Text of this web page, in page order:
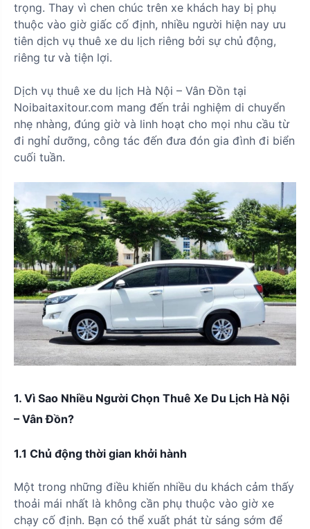
trọng. Thay vì chen chúc trên xe khách hay bị phụ
thuộc vào giờ giấc cố định, nhiều người hiện nay ưu
tiên dịch vụ thuê xe du lịch riêng bởi sự chủ động,
riêng tư và tiện lợi.
Dịch vụ thuê xe du lịch Hà Nội – Vân Đồn tại
Noibaitaxitour.com mang đến trải nghiệm di chuyển
nhẹ nhàng, đúng giờ và linh hoạt cho mọi nhu cầu từ
đi nghỉ dưỡng, công tác đến đưa đón gia đình đi biển
cuối tuần.
1. Vì Sao Nhiều Người Chọn Thuê Xe Du Lịch Hà Nội
– Vân Đồn?
1.1 Chủ động thời gian khởi hành
Một trong những điều khiến nhiều du khách cảm thấy
thoải mái nhất là không cần phụ thuộc vào giờ xe
chạy cố định. Bạn có thể xuất phát từ sáng sớm để